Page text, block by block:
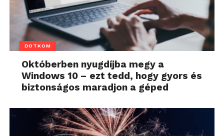
DOTKOM
Októberben nyugdíjba megy a
Windows 10 – ezt tedd, hogy gyors és
biztonságos maradjon a géped